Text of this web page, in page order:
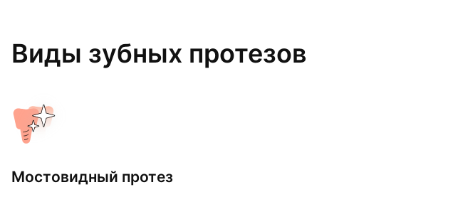
Виды зубных протезов
Мостовидный протез
Полные съемные протезы